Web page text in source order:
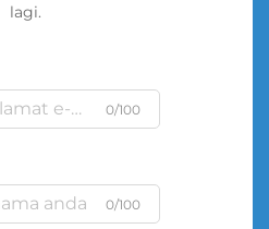
lagi.
0/100
0/100